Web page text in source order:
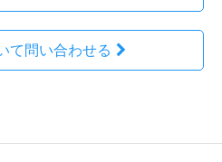
て問い合わせる